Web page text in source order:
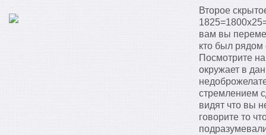
Второе
вам вы
кто был
Посмотрите
окружает в
стремлением
видят что вы
говорите то